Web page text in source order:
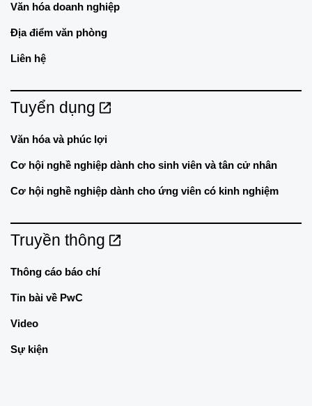
Văn hóa doanh nghiệp
Địa điểm văn phòng
Liên hệ
Tuyển dụng
Văn hóa và phúc lợi
Cơ hội nghề nghiệp dành cho sinh viên và tân cử nhân
Cơ hội nghề nghiệp dành cho ứng viên có kinh nghiệm
Truyền thông
Thông cáo báo chí
Tin bài về PwC
Video
Sự kiện